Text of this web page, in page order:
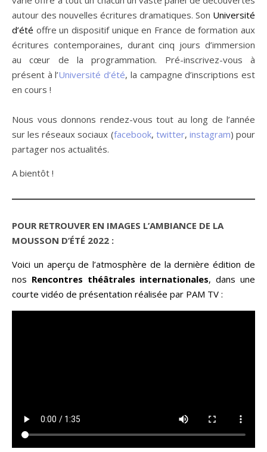
autour des nouvelles écritures dramatiques. Son Université
d’été offre un dispositif unique en France de formation aux
écritures contemporaines, durant cinq jours d’immersion
au cœur de la programmation. Pré-inscrivez-vous à
présent à l’Université d’été, la campagne d’inscriptions est
en cours !
Nous vous donnons rendez-vous tout au long de l’année
sur les réseaux sociaux (facebook, twitter, instagram) pour
partager nos actualités.
A bientôt !
POUR RETROUVER EN IMAGES L’AMBIANCE DE LA
MOUSSON D’ÉTÉ 2022 :
Voici un aperçu de l’atmosphère de la dernière édition de
nos Rencontres théâtrales internationales, dans une
courte vidéo de présentation réalisée par PAM TV :